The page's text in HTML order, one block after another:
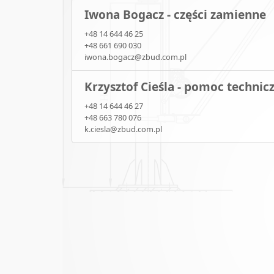
Iwona Bogacz - części zamienne
+48 14 644 46 25
+48 661 690 030
iwona.bogacz@zbud.com.pl
Krzysztof Cieśla - pomoc
+48 14 644 46 27
+48 663 780 076
k.ciesla@zbud.com.pl